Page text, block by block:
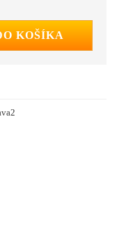
KOŠÍKA